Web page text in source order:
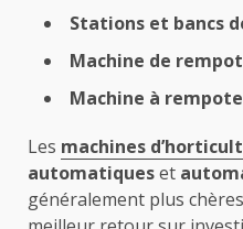
Stations et bancs
Machine de
Machine à
Les machines
automatiqueset
généralement plus